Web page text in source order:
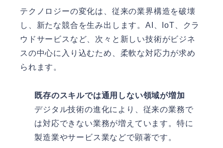
テクノロジーの変化は、従来の業界構造を破壊
し、新たな競合を生み出します。AI、IoT、クラ
ウドサービスなど、次々と新しい技術がビジネ
スの中心に入り込むため、柔軟な対応力が求め
られます。
既存のスキルでは通用しない領域が増加
デジタル技術の進化により、従来の業務で
は対応できない業務が増えています。特に
製造業やサービス業などで顕著です。